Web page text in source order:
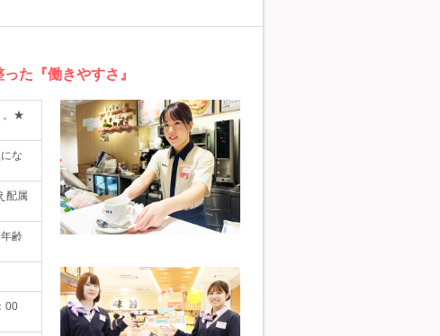
た『働きやすさ』
。★
な
配属
齢
00